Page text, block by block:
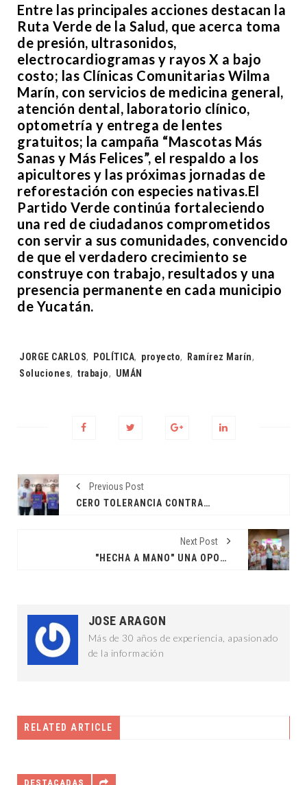
Entre las principales acciones destacan la
Ruta Verde de la Salud, que acerca toma
de presión, ultrasonidos,
electrocardiogramas y rayos X a bajo
costo; las Clínicas Comunitarias Wilma
Marín, con servicios de medicina general,
atención dental, laboratorio clínico,
optometría y entrega de lentes
gratuitos; la campaña “Mascotas Más
Sanas y Más Felices”, el respaldo a los
apicultores y las próximas jornadas de
reforestación con especies nativas.El
Partido Verde continúa fortaleciendo
una red de ciudadanos comprometidos
con servir a sus comunidades, convencido
de que el verdadero crecimiento se
construye con trabajo, resultados y una
presencia permanente en cada municipio
de Yucatán.
Tags:
JORGE CARLOS, POLÍTICA, proyecto, Ramírez Marín,
Soluciones, trabajo, UMÁN
Previous Post
CERO TOLERANCIA CONTRA EL ABUSO SEXUAL INFANTIL
Next Post
"HECHA A MANO" UNA OPORTUNIDAD PARA CONSUMIR LO LOCAL
JOSE ARAGON
Más de 30 años de experiencia, apasionado
de la información
RELATED ARTICLE
DESTACADAS